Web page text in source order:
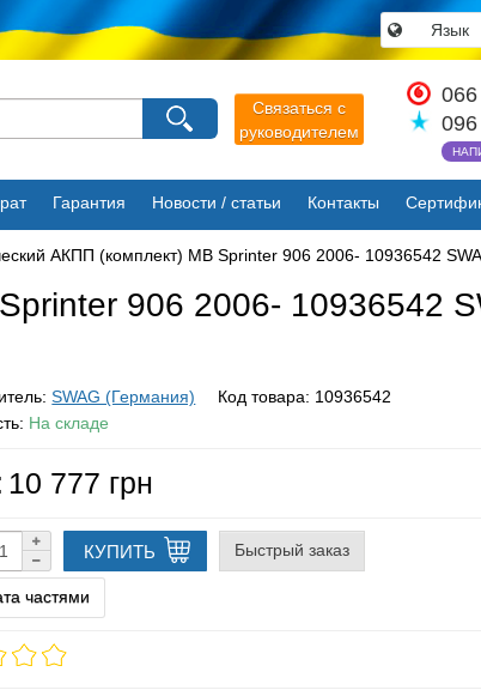
Язык
Связаться с
руководителем
Гарантия Новости / статьи Контакты
АКПП (комплект) MB Sprinter 906 2006- 10936542
язык магазина
Українська
Закрыть
906 2006- 10936542
SWAG (Германия) Код товара: 10936542
На складе
10 777 грн
КУПИТЬ Быстрый заказ
частями